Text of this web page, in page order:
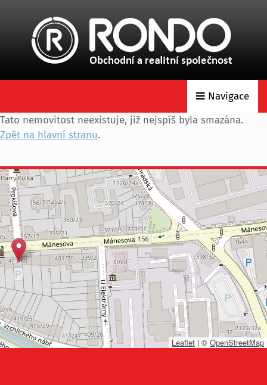
Navigace
Tato nemovitost neexistuje, již nejspíš byla smazána.
Zpět na hlavní stranu.
Leaflet | © OpenStreetMap